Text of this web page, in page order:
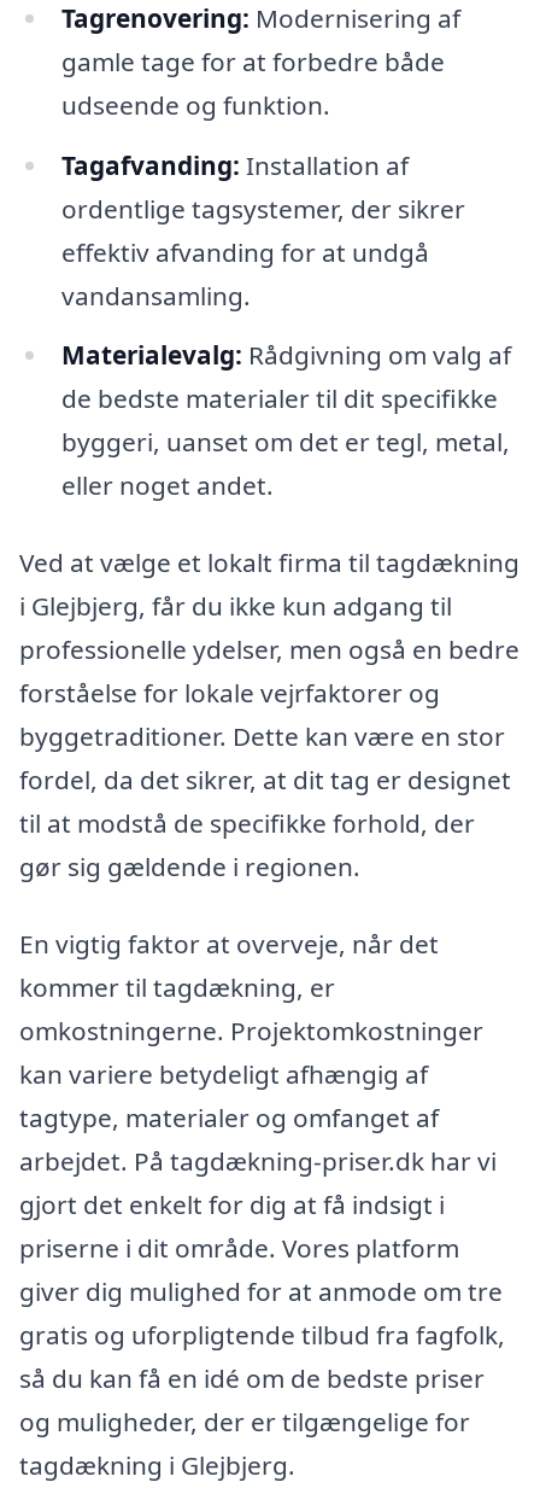
Tagrenovering: Modernisering af
gamle tage for at forbedre både
udseende og funktion.
Tagafvanding: Installation af
ordentlige tagsystemer, der sikrer
effektiv afvanding for at undgå
vandansamling.
Materialevalg: Rådgivning om valg af
de bedste materialer til dit specifikke
byggeri, uanset om det er tegl, metal,
eller noget andet.
Ved at vælge et lokalt firma til tagdækning
i Glejbjerg, får du ikke kun adgang til
professionelle ydelser, men også en bedre
forståelse for lokale vejrfaktorer og
byggetraditioner. Dette kan være en stor
fordel, da det sikrer, at dit tag er designet
til at modstå de specifikke forhold, der
gør sig gældende i regionen.
En vigtig faktor at overveje, når det
kommer til tagdækning, er
omkostningerne. Projektomkostninger
kan variere betydeligt afhængig af
tagtype, materialer og omfanget af
arbejdet. På tagdækning-priser.dk har vi
gjort det enkelt for dig at få indsigt i
priserne i dit område. Vores platform
giver dig mulighed for at anmode om tre
gratis og uforpligtende tilbud fra fagfolk,
så du kan få en idé om de bedste priser
og muligheder, der er tilgængelige for
tagdækning i Glejbjerg.